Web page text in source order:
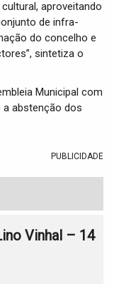
aproveitando
de infra-
do concelho e
sintetiza o
Municipal com
abstenção dos
PUBLICIDADE
Vinhal – 14